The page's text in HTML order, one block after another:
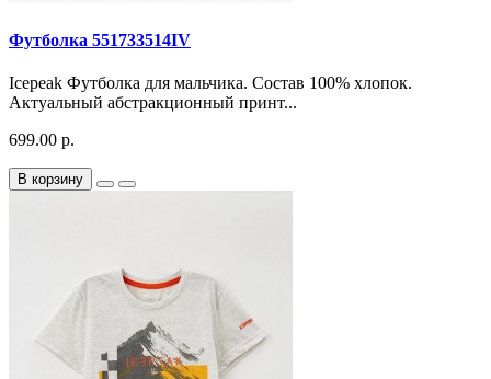
Футболка 551733514IV
Icepeak Футболка для мальчика. Состав 100% хлопок.
Актуальный абстракционный принт...
699.00 р.
В корзину